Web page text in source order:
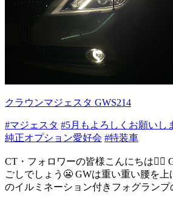
クラウンマジェスタ GWS214
#マジェスタ #5月もよろしくお願いし
純正オプション愛好会 #特装車
CT・フォロワーの皆様こんにちは👮‍♂️
ごしでしょう😬 GWは重い重い腰を
のイルミネーション付きフォグランプ